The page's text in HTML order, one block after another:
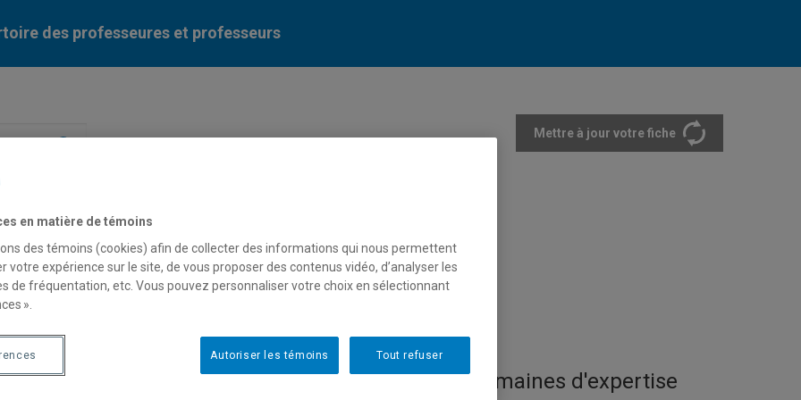
des professeures et professeurs
Liste des professeures et professeurs par départements et écoles
Mettre à jour votre fiche
Morin
Domaines d'expertise
en matière de témoins
des témoins (cookies) afin de collecter des informations qui nous permettent
votre expérience sur le site, de vous proposer des contenus vidéo, d’analyser les
de fréquentation, etc. Vous pouvez personnaliser votre choix en sélectionnant
».
Tout refuser
Autoriser les témoins